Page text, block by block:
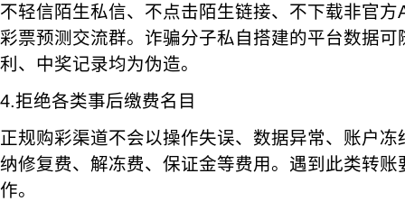
不轻信陌生私信、不点击陌生链接、不下载非官
彩票预测交流群。诈骗分子私自搭建的平台数据
利、中奖记录均为伪造。
4.拒绝各类事后缴费名目
正规购彩渠道不会以操作失误、数据异常、账户
纳修复费、解冻费、保证金等费用。遇到此类转
作。